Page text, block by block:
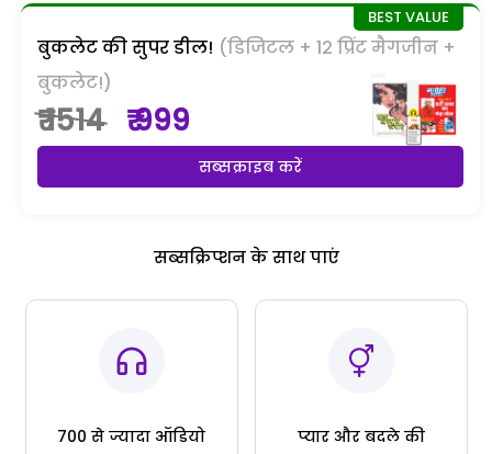
बुकलेट की सुपर डील! (डिजिटल + 12 प्रिंट मैगजीन +
बुकलेट!)
₹ 1514 ₹ 999
सब्सक्राइब करें
सब्सक्रिप्शन के साथ पाएं
700 से ज्यादा ऑडियो
प्यार और बदले की